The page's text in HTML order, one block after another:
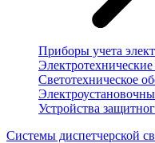
Приборы учета
Электротехнические
Светотехническое
Устройства
Системы диспетчерской